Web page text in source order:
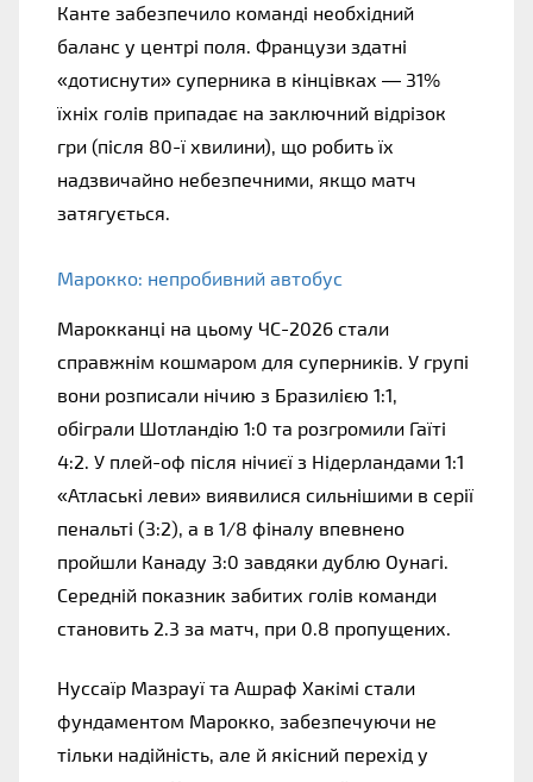
Канте забезпечило команді необхідний
баланс у центрі поля. Французи здатні
«дотиснути» суперника в кінцівках — 31%
їхніх голів припадає на заключний відрізок
гри (після 80-ї хвилини), що робить їх
надзвичайно небезпечними, якщо матч
затягується.
Марокко: непробивний автобус
Марокканці на цьому ЧС-2026 стали
справжнім кошмаром для суперників. У групі
вони розписали нічию з Бразилією 1:1,
обіграли Шотландію 1:0 та розгромили Гаїті
4:2. У плей-оф після нічиєї з Нідерландами 1:1
«Атлаські леви» виявилися сильнішими в серії
пенальті (3:2), а в 1/8 фіналу впевнено
пройшли Канаду 3:0 завдяки дублю Оунагі.
Середній показник забитих голів команди
становить 2.3 за матч, при 0.8 пропущених.
Нуссаїр Мазрауї та Ашраф Хакімі стали
фундаментом Марокко, забезпечуючи не
тільки надійність, але й якісний перехід у